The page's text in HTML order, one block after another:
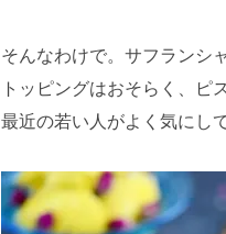
そんなわけで。サフランシ
トッピングはおそらく、ピ
最近の若い人がよく気にし